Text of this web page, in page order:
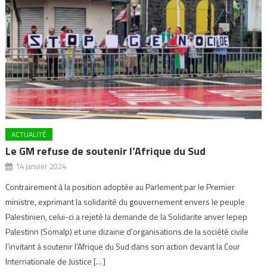
ACTUALITÉ
Le GM refuse de soutenir l’Afrique du Sud
14 janvier 2024
Contrairement à la position adoptée au Parlement par le Premier
ministre, exprimant la solidarité du gouvernement envers le peuple
Palestinien, celui-ci a rejeté la demande de la Solidarite anver lepep
Palestinn (Somalp) et une dizaine d’organisations de la société civile
l’invitant à soutenir l’Afrique du Sud dans son action devant la Cour
Internationale de Justice […]